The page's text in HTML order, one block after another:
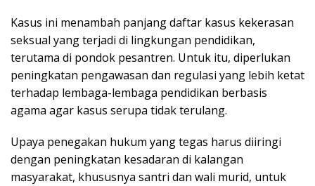
Kasus ini menambah panjang daftar kasus kekerasan
seksual yang terjadi di lingkungan pendidikan,
terutama di pondok pesantren. Untuk itu, diperlukan
peningkatan pengawasan dan regulasi yang lebih ketat
terhadap lembaga-lembaga pendidikan berbasis
agama agar kasus serupa tidak terulang.
Upaya penegakan hukum yang tegas harus diiringi
dengan peningkatan kesadaran di kalangan
masyarakat, khususnya santri dan wali murid, untuk